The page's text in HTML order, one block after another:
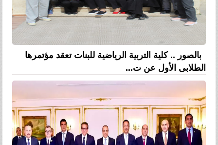
بالصور .. كلية التربية الرياضية للبنات تعقد مؤتمرها
الطلابى الأول عن ت...